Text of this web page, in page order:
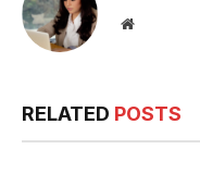
Website
RELATED POSTS